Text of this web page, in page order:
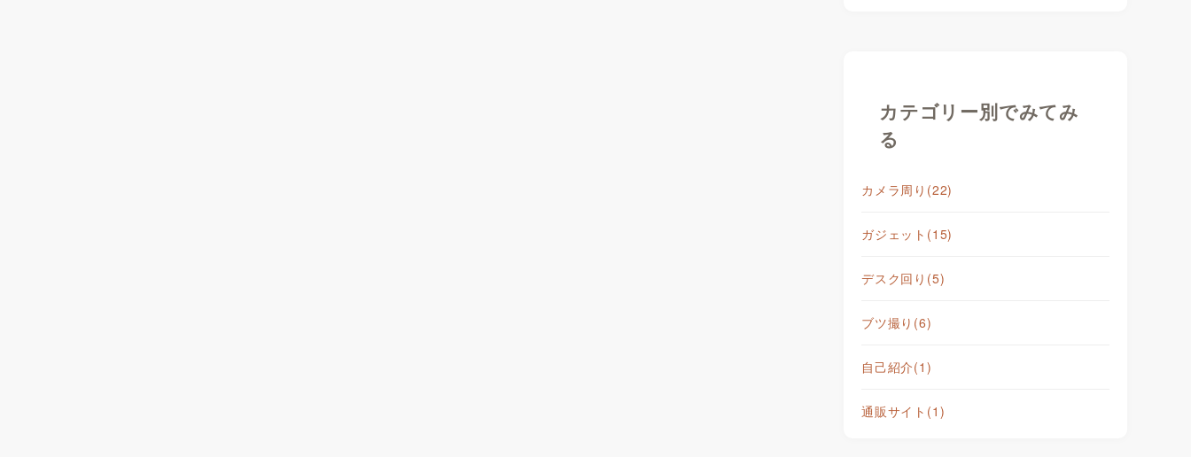
カテゴリー別でみてみ
る
カメラ周り (22)
ガジェット (15)
デスク回り (5)
ブツ撮り (6)
自己紹介(1)
通販サイト (1)